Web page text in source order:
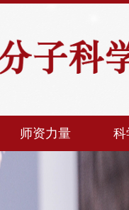
师资力量 科